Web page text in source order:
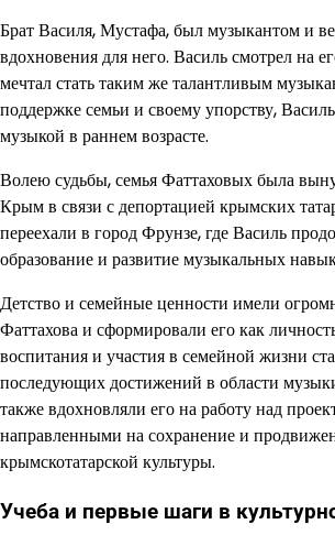
Брат Василя, Мустафа, был музыкантом и
вдохновения для него. Василь смотрел на
мечтал стать таким же талантливым
поддержке семьи и своему упорству,
музыкой в раннем возрасте.
Волею судьбы, семья Фаттаховых была
Крым в связи с депортацией крымских
переехали в город Фрунзе, где Василь
образование и развитие музыкальных
Детство и семейные ценности имели
Фаттахова и сформировали его как
воспитания и участия в семейной жизни
последующих достижений в области
также вдохновляли его на работу над
направленными на сохранение и
крымскотатарской культуры.
Учеба и первые шаги в